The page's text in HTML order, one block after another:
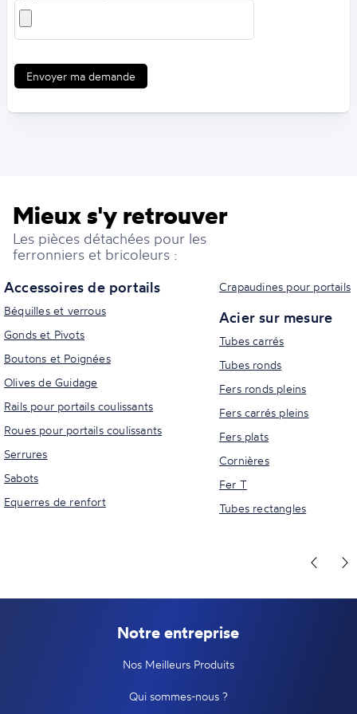
Envoyer ma demande
Mieux s'y retrouver
Les pièces détachées pour les
ferronniers et bricoleurs :
Accessoires de portails
Béquilles et verrous
Gonds et Pivots
Boutons et Poignées
Olives de Guidage
Rails pour portails coulissants
Roues pour portails coulissants
Serrures
Sabots
Equerres de renfort
Crapaudines pour portails
Acier sur mesure
Tubes carrés
Tubes ronds
Fers ronds pleins
Fers carrés pleins
Fers plats
Cornières
Fer T
Tubes rectangles
Notre entreprise
Nos Meilleurs Produits
Qui sommes-nous ?